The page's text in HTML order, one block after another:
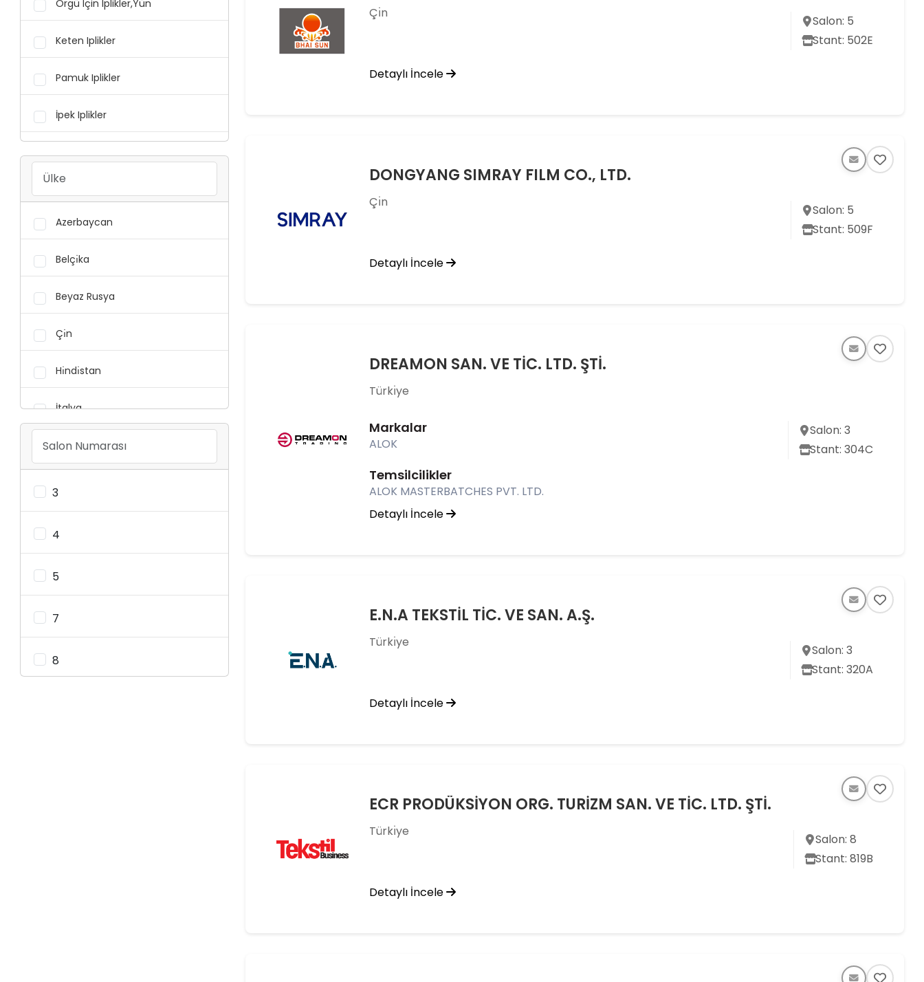
Örgü Için Iplikler,Yün
Keten Iplikler
Pamuk Iplikler
İpek Iplikler
Sentetik Iplikler (Viskon, Akrilik,
Polyester, Naylon, Polipropilen)
Viskon Iplikler
Akrilik Iplikler
Polyester Iplikler
Naylon (Poliamid) Iplikler
Polipropilen Iplikler
Elyaf Ve Elyaf Ürünleri
Elyaf Ve Elyaf Ürünleri
Rejenere Iplikler
Rejenere Iplikler
Özel Iplikler
Fantezi Iplikler
Azerbaycan
Belçı̇ka
Beyaz Rusya
Çı̇n
Hı̇ndı̇stan
İtalya
Mısır
Türkı̇ye
3
4
5
7
8
Çı̇n
Detaylı İncele
Salon: 5
Stant: 502E
DONGYANG SIMRAY FILM CO., LTD.
Çı̇n
Detaylı İncele
Salon: 5
Stant: 509F
DREAMON SAN. VE TİC. LTD. ŞTİ.
Türkı̇ye
Markalar
ALOK
Temsilcilikler
ALOK MASTERBATCHES PVT. LTD.
Detaylı İncele
Salon: 3
Stant: 304C
E.N.A TEKSTİL TİC. VE SAN. A.Ş.
Türkı̇ye
Detaylı İncele
Salon: 3
Stant: 320A
ECR PRODÜKSİYON ORG. TURİZM SAN. VE TİC. LTD. ŞTİ.
Türkı̇ye
Detaylı İncele
Salon: 8
Stant: 819B